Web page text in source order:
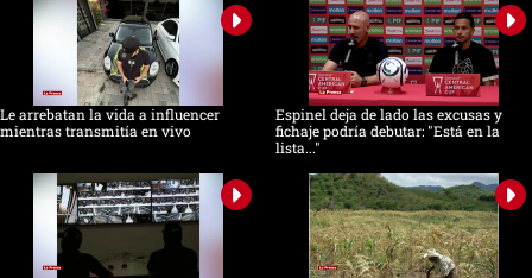
Le arrebatan la vida a influencer
mientras transmitía en vivo
Espinel deja de lado las excusas y
fichaje podría debutar: "Está en la
lista..."